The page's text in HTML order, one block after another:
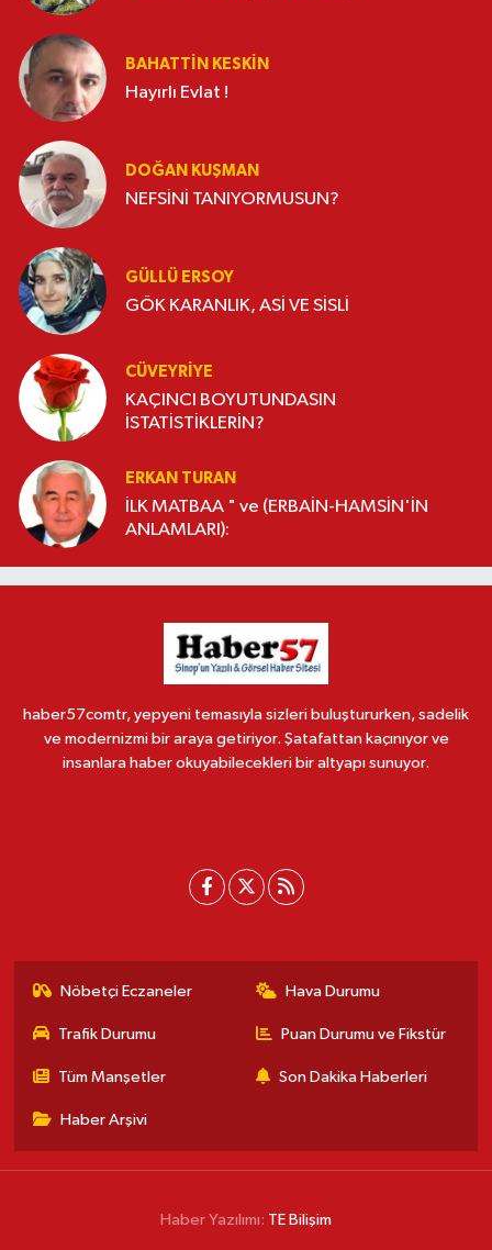
BAHATTIN KESKİN
Hayırlı Evlat !
DOĞAN KUŞMAN
NEFSİNİ TANIYORMUSUN?
GÜLLÜ ERSOY
GÖK KARANLIK, ASİ VE SİSLİ
CÜVEYRIYE
KAÇINCI BOYUTUNDASIN
İSTATİSTİKLERİN?
ERKAN TURAN
İLK MATBAA " ve (ERBAİN-HAMSİN'İN
ANLAMLARI):
haber57comtr, yepyeni temasıyla sizleri buluştururken, sadelik
ve modernizmi bir araya getiriyor. Şatafattan kaçınıyor ve
insanlara haber okuyabilecekleri bir altyapı sunuyor.
Nöbetçi Eczaneler Hava Durumu
Trafik Durumu Puan Durumu ve Fikstür
Tüm Manşetler Son Dakika Haberleri
Haber Arşivi
Haber Yazılımı: TE Bilişim